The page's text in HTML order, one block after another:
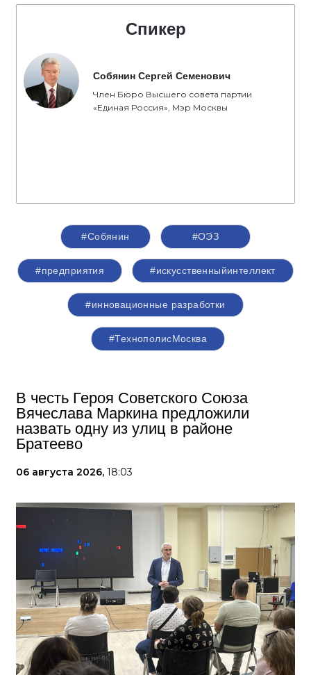
Спикер
Собянин Сергей Семенович
Член Бюро Высшего совета партии
«Единая Россия», Мэр Москвы
#Собянин #ОЭЗ
#предприятия #искусственныйинтеллект
#инновационные разработки
#ТехнополисМосква
В честь Героя Советского Союза
Вячеслава Маркина предложили
назвать одну из улиц в районе
Братеево
06 августа 2026, 18:03